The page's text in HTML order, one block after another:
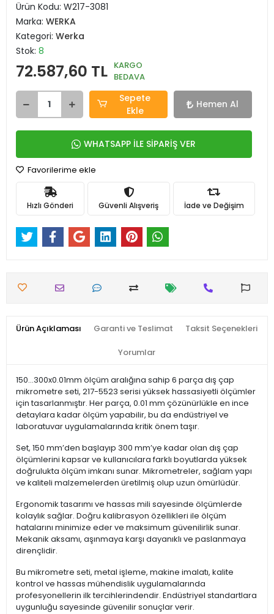
Ürün Kodu: W217-3081
Marka: WERKA
Kategori: Werka
Stok: 8
72.587,60 TL KARGO
BEDAVA
Sepete
Ekle
Hemen Al
WHATSAPP İLE SİPARİŞ VER
Favorilerime ekle
Hızlı Gönderi Güvenli Alışveriş İade ve Değişim
Ürün Açıklaması Garanti ve Teslimat Taksit Seçenekleri
Yorumlar
150...300x0.01mm ölçüm aralığına sahip 6 parça dış çap
mikrometre seti, 217-5523 serisi yüksek hassasiyetli ölçümler
için tasarlanmıştır. Her parça, 0.01 mm çözünürlükle en ince
detaylara kadar ölçüm yapabilir, bu da endüstriyel ve
laboratuvar uygulamalarında kritik önem taşır.
Set, 150 mm’den başlayıp 300 mm’ye kadar olan dış çap
ölçümlerini kapsar ve kullanıcılara farklı boyutlarda yüksek
doğrulukta ölçüm imkanı sunar. Mikrometreler, sağlam yapı
ve kaliteli malzemelerden üretilmiş olup uzun ömürlüdür.
Ergonomik tasarımı ve hassas mili sayesinde ölçümlerde
kolaylık sağlar. Doğru kalibrasyon özellikleri ile ölçüm
hatalarını minimize eder ve maksimum güvenilirlik sunar.
Mekanik aksamı, aşınmaya karşı dayanıklı ve paslanmaya
dirençlidir.
Bu mikrometre seti, metal işleme, makine imalatı, kalite
kontrol ve hassas mühendislik uygulamalarında
profesyonellerin ilk tercihlerindendir. Endüstriyel standartlara
uygunluğu sayesinde güvenilir sonuçlar verir.